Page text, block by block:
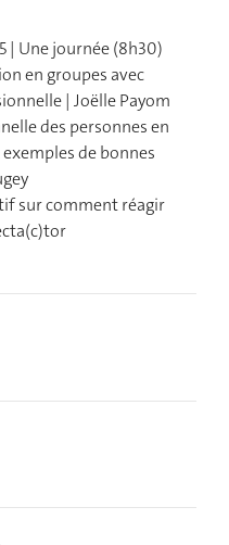
| Une journée (8h30)
en groupes avec
| Joëlle Payom
des personnes en
de bonnes
sur comment réagir